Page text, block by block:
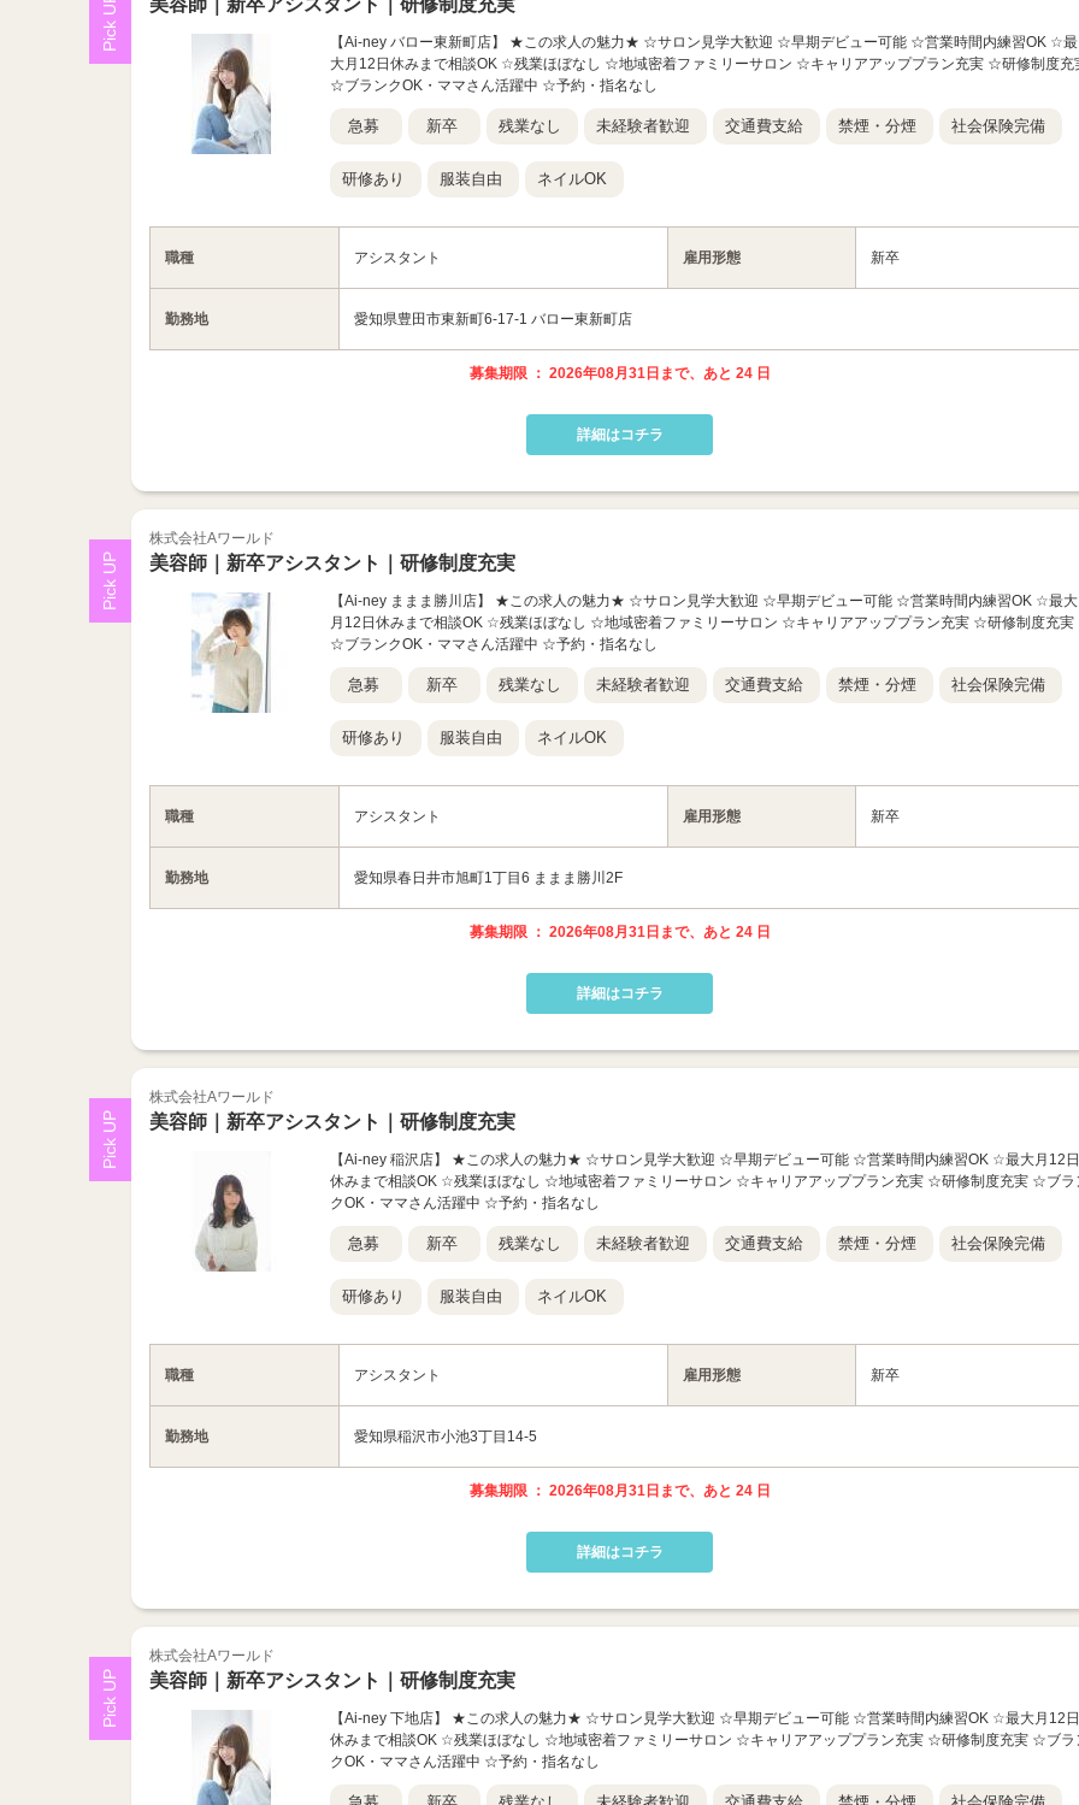
美容師｜新卒アシスタント｜研修制度充実
【Ai-ney バロー東新町店】 ★この求人の魅力★ ☆サロン見学大歓迎 ☆早期デビュー可能 ☆営業時間内練習OK ☆最
大月12日休みまで相談OK ☆残業ほぼなし ☆地域密着ファミリーサロン ☆キャリアアッププラン充実 ☆研修制度充
☆ブランクOK・ママさん活躍中 ☆予約・指名なし
急募 新卒 残業なし 未経験者歓迎 交通費支給 禁煙・分煙 社会保険完備
研修あり 服装自由 ネイルOK
職種 アシスタント 雇用形態 新卒
勤務地 愛知県豊田市東新町6-17-1 バロー東新町店
募集期限 ： 2026年08月31日まで、あと 24 日
詳細はコチラ
株式会社Aワールド
美容師｜新卒アシスタント｜研修制度充実
【Ai-ney ままま勝川店】 ★この求人の魅力★ ☆サロン見学大歓迎 ☆早期デビュー可能 ☆営業時間内練習OK ☆最大
月12日休みまで相談OK ☆残業ほぼなし ☆地域密着ファミリーサロン ☆キャリアアッププラン充実 ☆研修制度充実
☆ブランクOK・ママさん活躍中 ☆予約・指名なし
急募 新卒 残業なし 未経験者歓迎 交通費支給 禁煙・分煙 社会保険完備
研修あり 服装自由 ネイルOK
職種 アシスタント 雇用形態 新卒
勤務地 愛知県春日井市旭町1丁目6 ままま勝川2F
募集期限 ： 2026年08月31日まで、あと 24 日
詳細はコチラ
株式会社Aワールド
美容師｜新卒アシスタント｜研修制度充実
【Ai-ney 稲沢店】 ★この求人の魅力★ ☆サロン見学大歓迎 ☆早期デビュー可能 ☆営業時間内練習OK ☆最大月12日
休みまで相談OK ☆残業ほぼなし ☆地域密着ファミリーサロン ☆キャリアアッププラン充実 ☆研修制度充実 ☆ブラ
クOK・ママさん活躍中 ☆予約・指名なし
急募 新卒 残業なし 未経験者歓迎 交通費支給 禁煙・分煙 社会保険完備
研修あり 服装自由 ネイルOK
職種 アシスタント 雇用形態 新卒
勤務地 愛知県稲沢市小池3丁目14-5
募集期限 ： 2026年08月31日まで、あと 24 日
詳細はコチラ
株式会社Aワールド
美容師｜新卒アシスタント｜研修制度充実
【Ai-ney 下地店】 ★この求人の魅力★ ☆サロン見学大歓迎 ☆早期デビュー可能 ☆営業時間内練習OK ☆最大月12日
休みまで相談OK ☆残業ほぼなし ☆地域密着ファミリーサロン ☆キャリアアッププラン充実 ☆研修制度充実 ☆ブラ
クOK・ママさん活躍中 ☆予約・指名なし